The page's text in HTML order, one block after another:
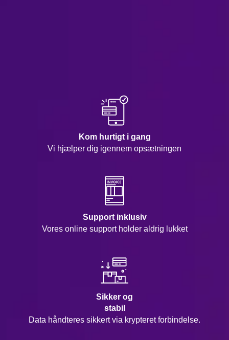
Kom hurtigt i gang
Vi hjælper dig igennem opsætningen
Support inklusiv
Vores online support holder aldrig lukket
Sikker og
stabil
Data håndteres sikkert via krypteret forbindelse.